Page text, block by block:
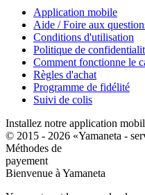
Application mobile
Aide / Foire aux
Conditions d'utilisation
Politique de
Comment fonctionne le
Règles d'achat
Programme de fidélité
Suivi de colis
Installez notre application
© 2015 - 2026 «Yamaneta -
Méthodes de
payement
Bienvenue à Yamaneta